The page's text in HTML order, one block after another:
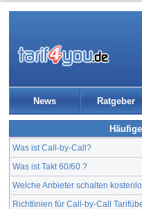
News Ratgeber
Was ist Call-by-Call?
Was ist Takt 60/60 ?
Welche Anbieter schalten
Richtlinien für Call-by-Call